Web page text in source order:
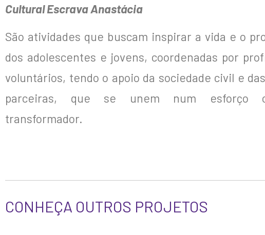
Cultural Escrava Anastácia
São atividades que buscam inspirar a vida e o
dos adolescentes e jovens, coordenadas por
voluntários, tendo o apoio da sociedade civil e
parceiras, que se unem num esforço
transformador.
CONHEÇA OUTROS PROJETOS